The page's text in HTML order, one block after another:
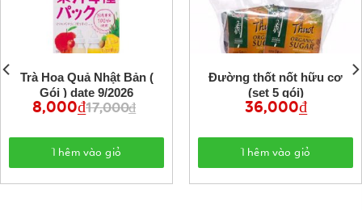
Trà Hoa Quả Nhật Bản (
Gói ) date 9/2026
17,000₫
Giá
gốc
17,000 ₫.
8,000₫Giá
hiện
là:
8,000 ₫.
Thêm vào giỏ
Đường thốt nốt hữu cơ
(set 5 gói)
36,000₫
Thêm vào giỏ